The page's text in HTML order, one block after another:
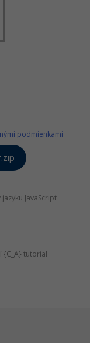
podmienkami
JavaScript
{C_A} tutorial